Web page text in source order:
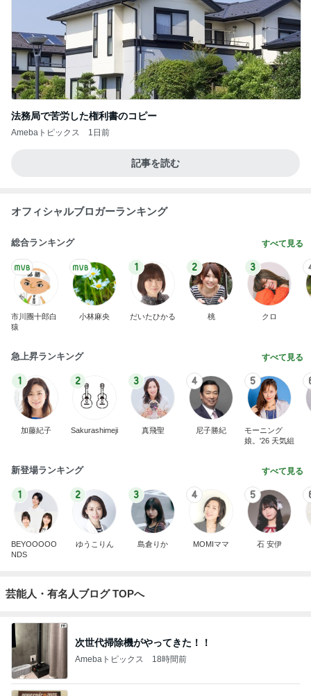
法務局で苦労した権利書のコピー
Amebaトピックス 1日前
記事を読む
オフィシャルブロガーランキング
総合ランキング すべて見る
市川團十郎白
猿
小林麻央
1
だいたひかる
2
桃
3
クロ
急上昇ランキング すべて見る
1
加藤紀子
2
Sakurashimeji
3
真飛聖
4
尼子勝紀
5
モーニング
娘。'26 天気組
新登場ランキング すべて見る
1
BEYOOOOO
NDS
2
ゆうこりん
3
島倉りか
4
MOMIママ
5
石 安伊
芸能人・有名人ブログ TOPへ
次世代掃除機がやってきた！！
Amebaトピックス 18時間前